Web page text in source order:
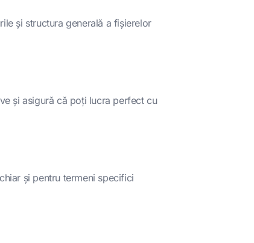
și structura generală a fișierelor
și asigură că poți lucra perfect cu
și pentru termeni specifici